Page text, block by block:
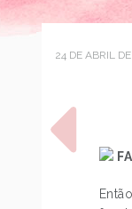
24 DE ABRIL